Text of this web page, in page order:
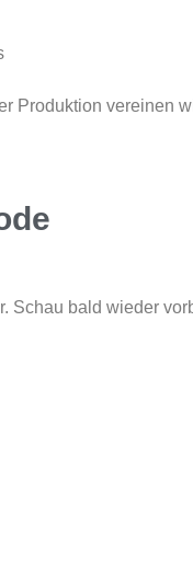
Produktion vereinen
Schau bald wieder